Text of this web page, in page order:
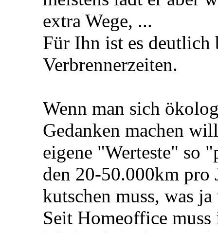
extra Wege, ...
Für Ihn ist es deutlich
Verbrennerzeiten.
Wenn man sich
Gedanken machen
eigene "Werteste" so
den 20-50.000km pro
kutschen muss, was
Seit Homeoffice